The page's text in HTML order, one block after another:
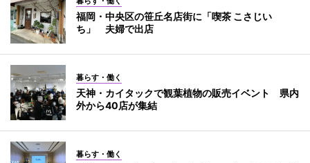
福岡・中央区の笹丘名店街に「喫茶 こさじい
ち」 夫婦で出店
暮らす・働く
天神・カイタックで観葉植物の販売イベント 県内
外から40店が集結
暮らす・働く